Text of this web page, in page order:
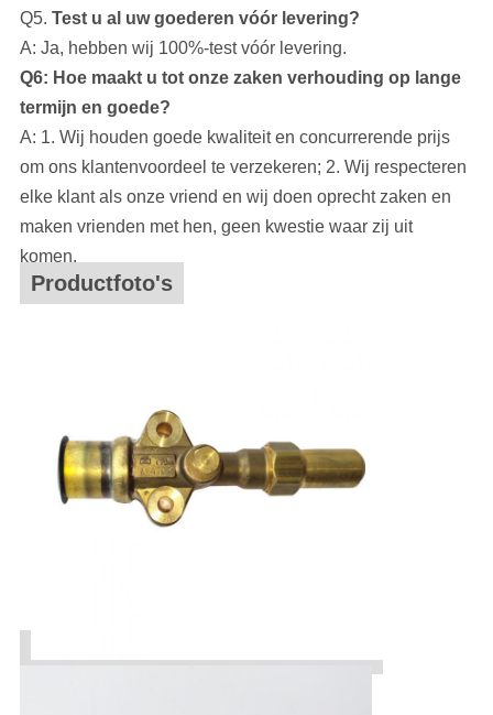
Q5. Test u al uw goederen vóór levering?
A: Ja, hebben wij 100%-test vóór levering.
Q6: Hoe maakt u tot onze zaken verhouding op lange
termijn en goede?
A: 1. Wij houden goede kwaliteit en concurrerende prijs
om ons klantenvoordeel te verzekeren; 2. Wij respecteren
elke klant als onze vriend en wij doen oprecht zaken en
maken vrienden met hen, geen kwestie waar zij uit
komen.
Productfoto's